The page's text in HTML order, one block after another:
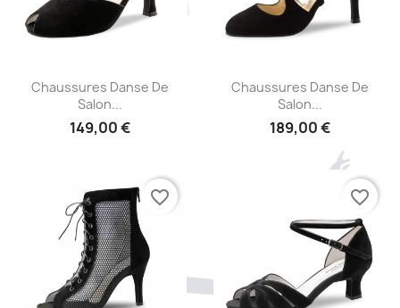
Aperçu rapide
Chaussures Danse De
Salon...
149,00 €
Aperçu rapide
Chaussures Danse De
Salon...
189,00 €
favorite_border favorite_border